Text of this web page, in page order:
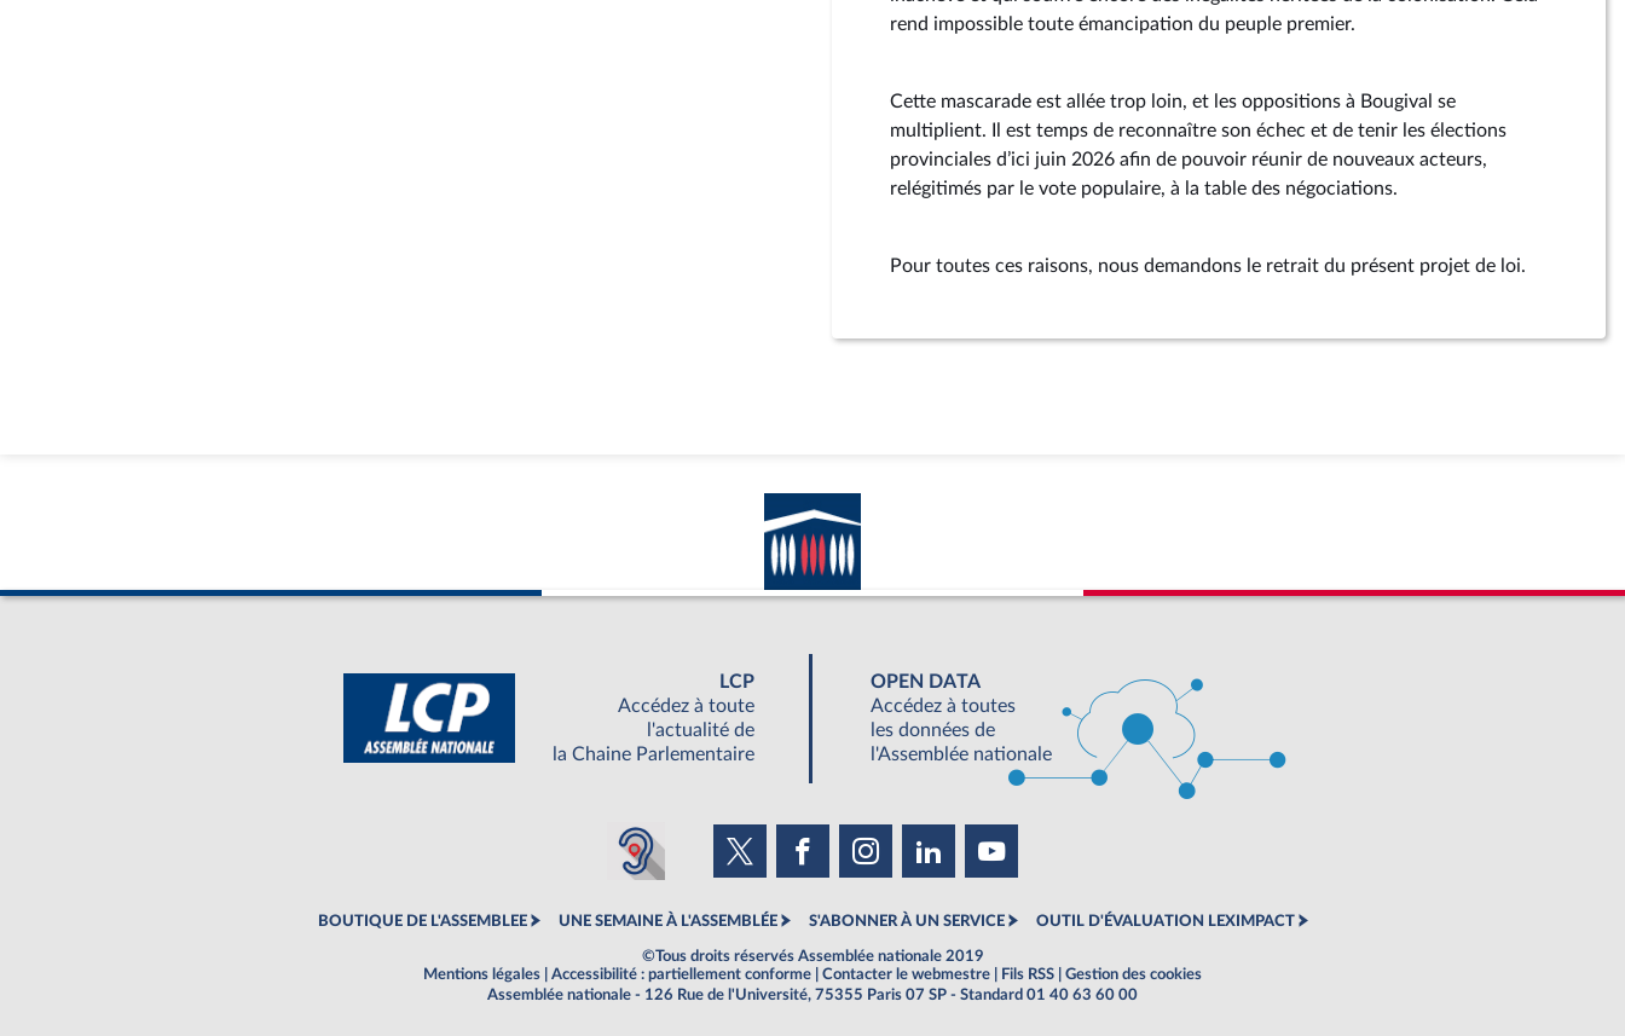
rend impossible toute émancipation du peuple premier.
Cette mascarade est allée trop loin, et les oppositions à Bougival se
multiplient. Il est temps de reconnaître son échec et de tenir les élections
provinciales d’ici juin 2026 afin de pouvoir réunir de nouveaux acteurs,
relégitimés par le vote populaire, à la table des négociations.
Pour toutes ces raisons, nous demandons le retrait du présent projet de loi.
LCP
Accédez à toute
l'actualité de
la Chaine Parlementaire
OPEN DATA
Accédez à toutes
les données de
l'Assemblée nationale
BOUTIQUE DE L'ASSEMBLEE UNE SEMAINE À L'ASSEMBLÉE S'ABONNER À UN SERVICE OUTIL D'ÉVALUATION LEXIMPACT
©Tous droits réservés Assemblée nationale 2019
Mentions légales
Accessibilité : partiellement conforme Contacter le webmestre Fils RSS
Gestion des cookies
Assemblée nationale - 126 Rue de l'Université, 75355 Paris 07 SP - Standard 01 40 63 60 00